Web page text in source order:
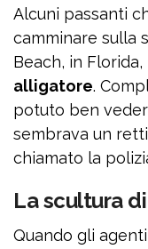
Alcuni passanti
camminare sulla
Beach, in
alligatore.
potuto ben
sembrava un
chiamato la
La scultura
Quando gli